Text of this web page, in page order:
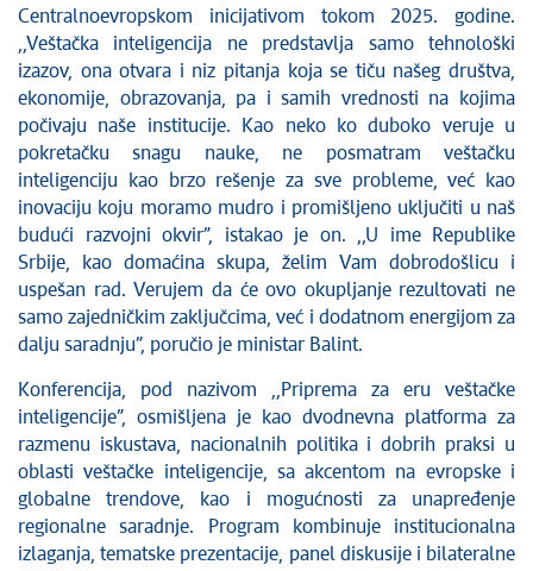
Centralnoevropskom inicijativom tokom 2025. godine.
,,Veštačka inteligencija ne predstavlja samo tehnološki
izazov, ona otvara i niz pitanja koja se tiču našeg društva,
ekonomije, obrazovanja, pa i samih vrednosti na kojima
počivaju naše institucije. Kao neko ko duboko veruje u
pokretačku snagu nauke, ne posmatram veštačku
inteligenciju kao brzo rešenje za sve probleme, već kao
inovaciju koju moramo mudro i promišljeno uključiti u naš
budući razvojni okvir”, istakao je on. ,,U ime Republike
Srbije, kao domaćina skupa, želim Vam dobrodošlicu i
uspešan rad. Verujem da će ovo okupljanje rezultovati ne
samo zajedničkim zaključcima, već i dodatnom energijom za
dalju saradnju”, poručio je ministar Balint.
Konferencija, pod nazivom ,,Priprema za eru veštačke
inteligencije”, osmišljena je kao dvodnevna platforma za
razmenu iskustava, nacionalnih politika i dobrih praksi u
oblasti veštačke inteligencije, sa akcentom na evropske i
globalne trendove, kao i mogućnosti za unapređenje
regionalne saradnje. Program kombinuje institucionalna
izlaganja, tematske prezentacije, panel diskusije i bilateralne